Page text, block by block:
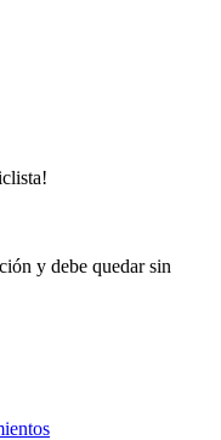
y debe quedar sin